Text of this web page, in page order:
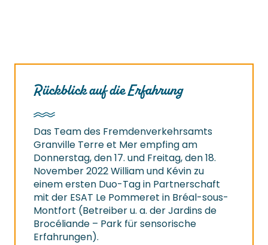
Rückblick auf die Erfahrung
Das Team des Fremdenverkehrsamts
Granville Terre et Mer empfing am
Donnerstag, den 17. und Freitag, den 18.
November 2022 William und Kévin zu
einem ersten Duo-Tag in Partnerschaft
mit der ESAT Le Pommeret in Bréal-sous-
Montfort (Betreiber u. a. der Jardins de
Brocéliande – Park für sensorische
Erfahrungen).